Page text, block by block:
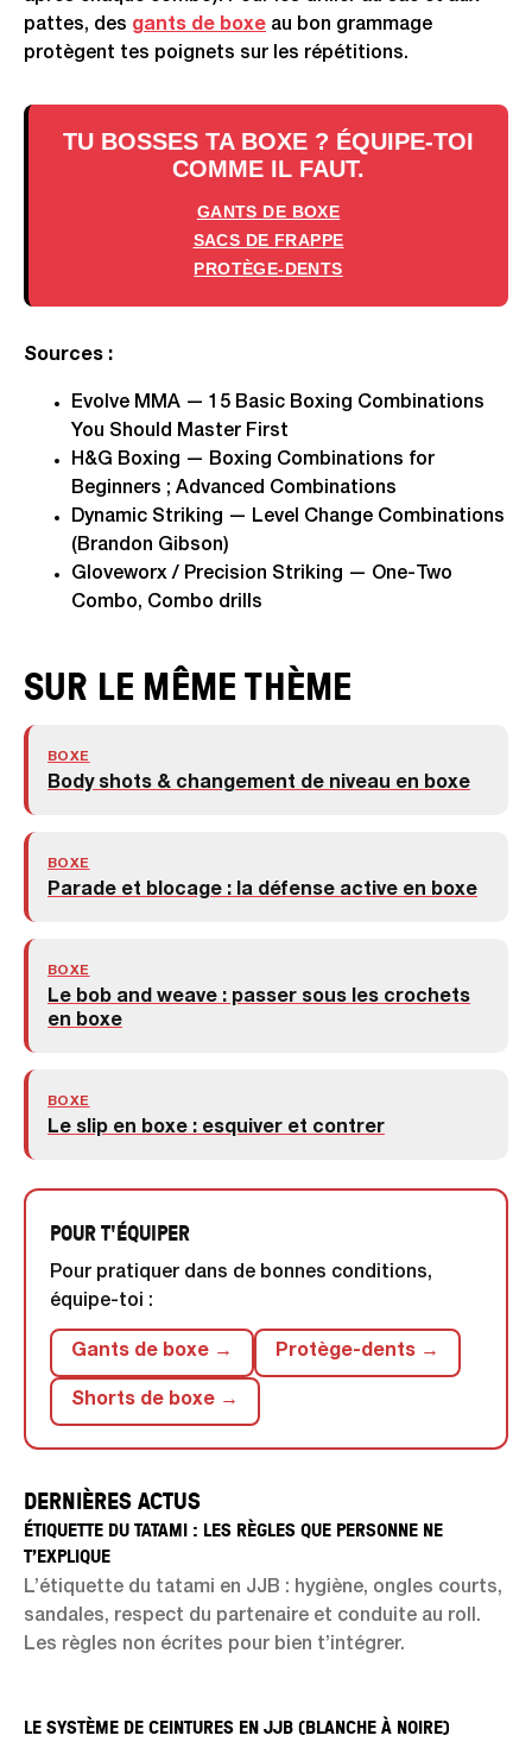
pattes, des gants de boxe au bon grammage
protègent tes poignets sur les répétitions.
TU BOSSES TA BOXE ? ÉQUIPE-TOI
COMME IL FAUT.
GANTS DE BOXE
SACS DE FRAPPE
PROTÈGE-DENTS
Sources :
Evolve MMA — 15 Basic Boxing Combinations
You Should Master First
H&G Boxing — Boxing Combinations for
Beginners ; Advanced Combinations
Dynamic Striking — Level Change Combinations
(Brandon Gibson)
Gloveworx / Precision Striking — One-Two
Combo, Combo drills
SUR LE MÊME THÈME
BOXE
Body shots & changement de niveau en boxe
BOXE
Parade et blocage : la défense active en boxe
BOXE
Le bob and weave : passer sous les crochets
en boxe
BOXE
Le slip en boxe : esquiver et contrer
POUR T'ÉQUIPER
Pour pratiquer dans de bonnes conditions,
équipe-toi :
Gants de boxe → Protège-dents →
Shorts de boxe →
DERNIÈRES ACTUS
ÉTIQUETTE DU TATAMI : LES RÈGLES QUE PERSONNE NE
T’EXPLIQUE
L’étiquette du tatami en JJB : hygiène, ongles courts,
sandales, respect du partenaire et conduite au roll.
Les règles non écrites pour bien t’intégrer.
LE SYSTÈME DE CEINTURES EN JJB (BLANCHE À NOIRE)